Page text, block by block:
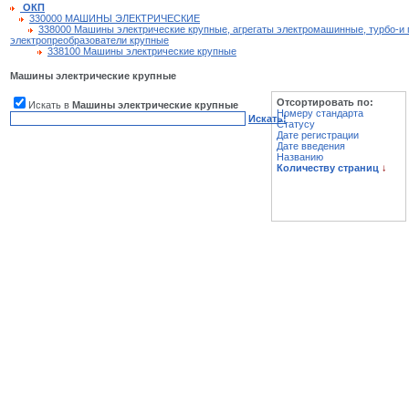
ОКП
330000 МАШИНЫ ЭЛЕКТРИЧЕСКИЕ
338000 Машины электрические крупные, агрегаты электромашинные, турбо-и
электропреобразователи крупные
338100 Машины электрические крупные
Машины электрические крупные
Искать в Машины электрические крупные
Искать!
Отсортировать по:
Номеру стандарта
Статусу
Дате регистрации
Дате введения
Названию
Количеству страниц ↓